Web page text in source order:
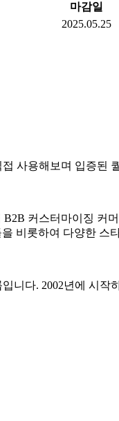
마감일
2025.05.25
사용해보며 입증된
B2B 커스터마이징 커
비롯하여 다양한
니다. 2002년에 시작